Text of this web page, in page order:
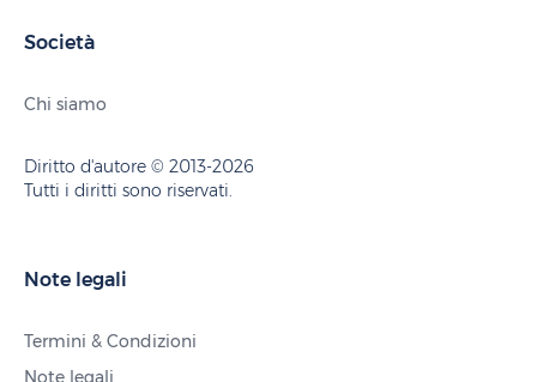
Società
Chi siamo
Diritto d'autore © 2013-2026
Tutti i diritti sono riservati.
Note legali
Termini & Condizioni
Note legali